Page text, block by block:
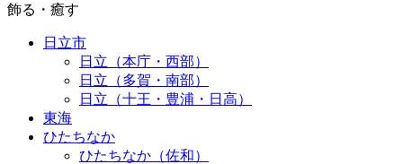
飾る・癒す
日立市
日立（本庁・西部）
日立（多賀・南部）
日立（十王・豊浦・日高）
東海
ひたちなか
ひたちなか（佐和）